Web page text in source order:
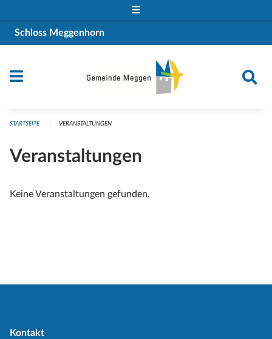
Schloss Meggenhorn
STARTSEITE VERANSTALTUNGEN
Veranstaltungen
Keine Veranstaltungen gefunden.
Kontakt